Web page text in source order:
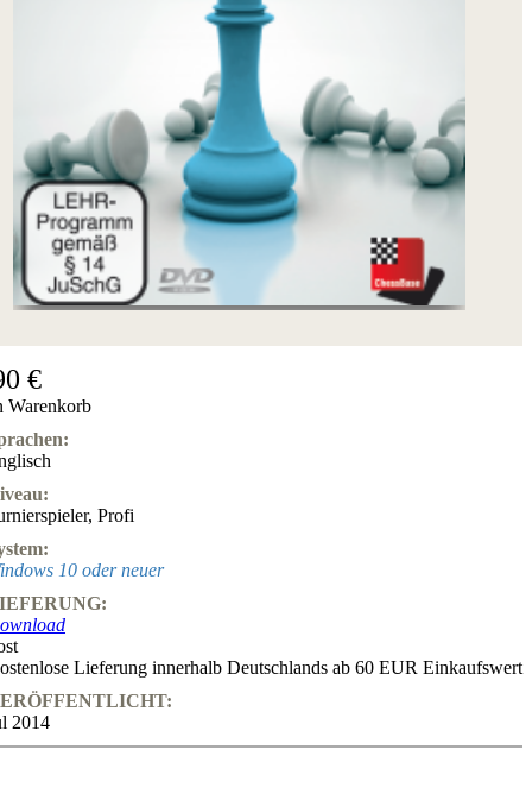
€
Warenkorb
, Profi
10 oder neuer
Lieferung innerhalb Deutschlands ab 60 EUR Einkaufswert
2014